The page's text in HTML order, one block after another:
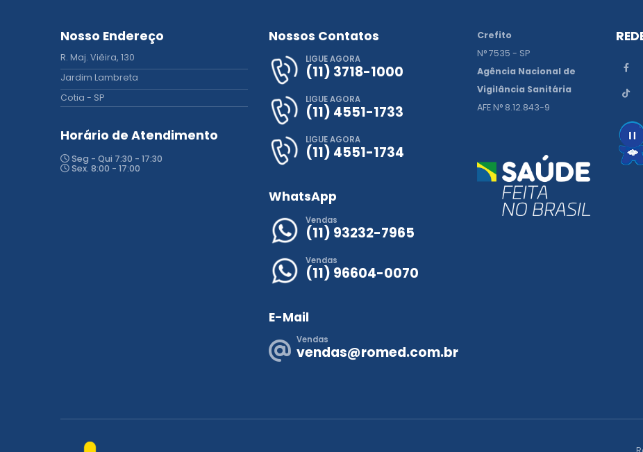
Nosso Endereço
R. Maj. Viêira, 130
Jardim Lambreta
Cotia - SP
Horário de Atendimento
Seg - Qui 7:30 - 17:30
Sex. 8:00 - 17:00
Nossos Contatos
LIGUE AGORA
(11) 3718-1000
LIGUE AGORA
(11) 4551-1733
LIGUE AGORA
(11) 4551-1734
WhatsApp
Vendas
(11) 93232-7965
Vendas
(11) 96604-0070
E-Mail
Vendas
vendas@romed.com.br
Crefito
N° 7535 - SP
Agência Nacional de
Vigilância Sanitária
AFE N° 8.12.843-9